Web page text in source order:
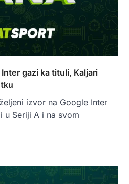
gazi ka tituli, Kaljari
izvor na Google Inter
u Seriji A i na svom